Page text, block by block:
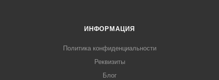
ИНФОРМАЦИЯ
Политика конфиденциальности
Реквизиты
Блог